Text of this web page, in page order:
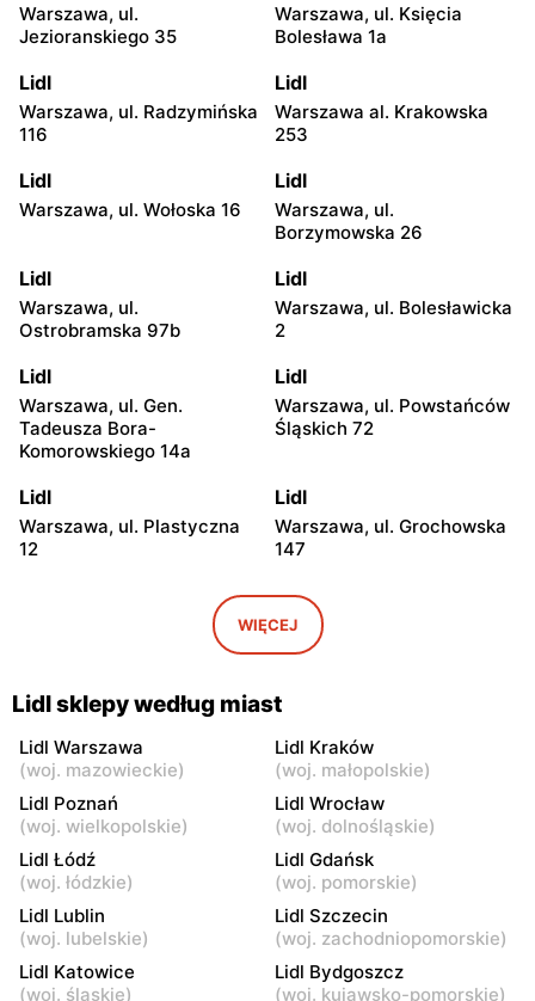
Warszawa, ul.
Jezioranskiego 35
Warszawa, ul. Księcia
Bolesława 1a
Lidl
Warszawa, ul. Radzymińska
116
Lidl
Warszawa al. Krakowska
253
Lidl
Warszawa, ul. Wołoska 16
Lidl
Warszawa, ul.
Borzymowska 26
Lidl
Warszawa, ul.
Ostrobramska 97b
Lidl
Warszawa, ul. Bolesławicka
2
Lidl
Warszawa, ul. Gen.
Tadeusza Bora-
Komorowskiego 14a
Lidl
Warszawa, ul. Powstańców
Śląskich 72
Lidl
Warszawa, ul. Plastyczna
12
Lidl
Warszawa, ul. Grochowska
147
Warszawa, ul. Josepha
Lidl
Warszawa, ul. Marii
Rodziewiczówny 1
Lidl
Warszawa, ul. Fort Służew 2
Lidl
24
Lidl
Warszawa al. Krakowska 79
Lidl
Warszawa, ul. Jana
Kasprowicza 117
Lidl
Warszawa, ul. Modlińska 35
Lidl
Warszawa al.
Rzeczypospolitej 29e
Lidl Lidl
WIĘCEJ
Lidl sklepy według miast
Lidl Warszawa
(woj. mazowieckie)
Lidl Kraków
(woj. małopolskie)
Lidl Poznań
(woj. wielkopolskie)
Lidl Wrocław
(woj. dolnośląskie)
Lidl Łódź
(woj. łódzkie)
Lidl Gdańsk
(woj. pomorskie)
Lidl Lublin
(woj. lubelskie)
Lidl Szczecin
(woj. zachodniopomorskie)
Lidl Katowice
(woj. śląskie)
Lidl Bydgoszcz
(woj. kujawsko-pomorskie)